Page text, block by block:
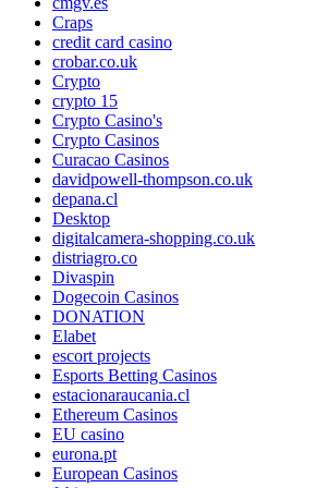
Craps
credit card casino
crobar.co.uk
Crypto
crypto 15
Crypto Casino's
Crypto Casinos
Curacao Casinos
davidpowell-thompson.co.uk
depana.cl
Desktop
digitalcamera-shopping.co.uk
distriagro.co
Divaspin
Dogecoin Casinos
DONATION
Elabet
escort projects
Esports Betting Casinos
estacionaraucania.cl
Ethereum Casinos
EU casino
eurona.pt
European Casinos